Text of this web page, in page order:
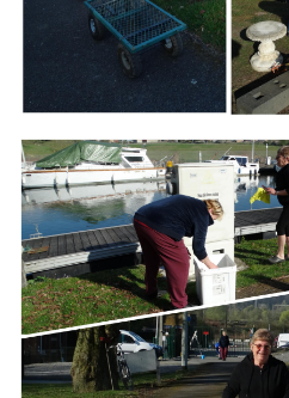
Branding
ARMCHAIR